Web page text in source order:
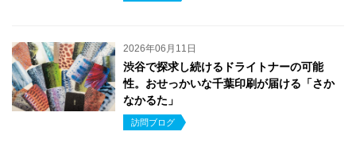
2026年06月11日
渋谷で探求し続けるドライトナーの可能
性。おせっかいな千葉印刷が届ける「さか
なかるた」
訪問ブログ